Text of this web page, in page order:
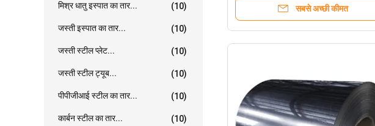
मिश्र धातु इस्पात का तार... (10)
जस्ती इस्पात का तार... (10)
जस्ती स्टील प्लेट... (10)
जस्ती स्टील ट्यूब... (10)
पीपीजीआई स्टील का तार... (10)
कार्बन स्टील का तार... (10)
सबसे अच्छी कीमत